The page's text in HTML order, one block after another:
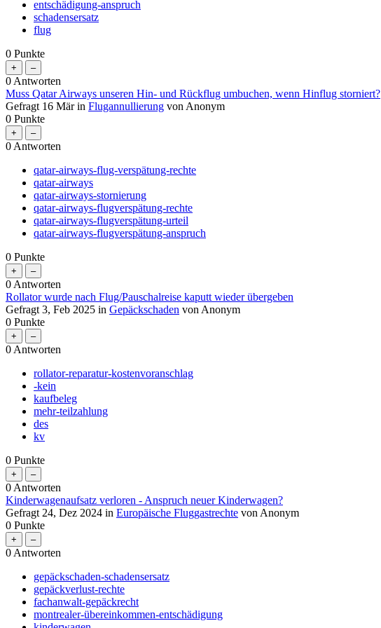
entschädigung-anspruch
schadensersatz
flug
0 Punkte
0 Antworten
Muss Qatar Airways unseren Hin- und Rückflug umbuchen, wenn Hinflug storniert?
Gefragt 16 Mär in Flugannullierung von Anonym
0 Punkte
0 Antworten
qatar-airways-flug-verspätung-rechte
qatar-airways
qatar-airways-stornierung
qatar-airways-flugverspätung-rechte
qatar-airways-flugverspätung-urteil
qatar-airways-flugverspätung-anspruch
0 Punkte
0 Antworten
Rollator wurde nach Flug/Pauschalreise kaputt wieder übergeben
Gefragt 3, Feb 2025 in Gepäckschaden von Anonym
0 Punkte
0 Antworten
rollator-reparatur-kostenvoranschlag
-kein
kaufbeleg
mehr-teilzahlung
des
kv
0 Punkte
0 Antworten
Kinderwagenaufsatz verloren - Anspruch neuer Kinderwagen?
Gefragt 24, Dez 2024 in Europäische Fluggastrechte von Anonym
0 Punkte
0 Antworten
gepäckschaden-schadensersatz
gepäckverlust-rechte
fachanwalt-gepäckrecht
montrealer-übereinkommen-entschädigung